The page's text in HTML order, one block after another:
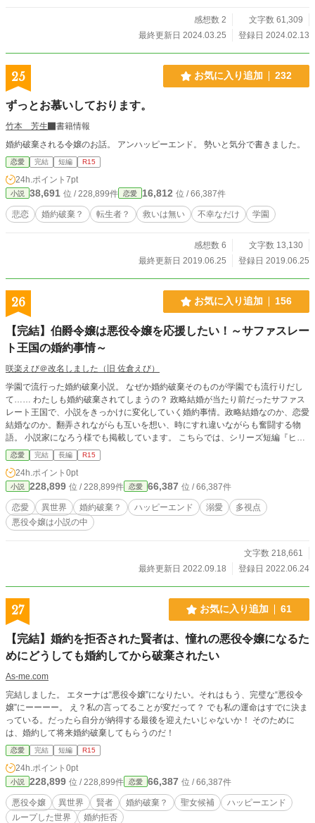
感想数 2
文字数 61,309
最終更新日 2024.03.25
登録日 2024.02.13
25 お気に入り追加 232
ずっとお慕いしております。
竹本 芳生
書籍情報
婚約破棄される令嬢のお話。 アンハッピーエンド。 勢いと気分で書きました。
恋愛 完結 短編 R15
24h.ポイント 7pt
小説 38,691 位 / 228,899件 恋愛 16,812 位 / 66,387件
悲恋 婚約破棄？ 転生者？ 救いは無い 不幸なだけ 学園
感想数 6
文字数 13,130
最終更新日 2019.06.25
登録日 2019.06.25
26 お気に入り追加 156
【完結】伯爵令嬢は悪役令嬢を応援したい！～サファスレー
ト王国の婚約事情～
咲楽えび＠改名しました（旧 佐倉えび）
学園で流行った婚約破棄小説。 なぜか婚約破棄そのものが学園でも流行りだし
て…… わたしも婚約破棄されてしまうの？ 政略結婚が当たり前だったサファス
レート王国で、小説をきっかけに変化していく婚約事情。政略結婚なのか、恋愛
結婚なのか。翻弄されながらも互いを想い、時にすれ違いながらも奮闘する物
語。 小説家になろう様でも掲載しています。 こちらでは、シリーズ短編『ヒロ
インの髪がピンクだなんて知らなかった』を番外編として掲載します。 本編→
番外編→本編と、前後しますが、話の流れをわかりやすくするためです。ご了承
ください。 本編完結しました。SSは糖度高めです。 ※R15は保険です。
恋愛 完結 長編 R15
24h.ポイント 0pt
小説 228,899 位 / 228,899件 恋愛 66,387 位 / 66,387件
恋愛 異世界 婚約破棄？ ハッピーエンド 溺愛
多視点
悪役令嬢は小説の中
文字数 218,661
最終更新日 2022.09.18
登録日 2022.06.24
27 お気に入り追加 61
【完結】婚約を拒否された賢者は、憧れの悪役令嬢になるた
めにどうしても婚約してから破棄されたい
As-me.com
完結しました。 エターナは“悪役令嬢”になりたい。それはもう、完璧な“悪役令
嬢”にーーーー。 え？私の言ってることが変だって？ でも私の運命はすでに決ま
っている。だったら自分が納得する最後を迎えたいじゃないか！ そのために
は、婚約して将来婚約破棄してもらうのだ！
恋愛 完結 短編 R15
24h.ポイント 0pt
小説 228,899 位 / 228,899件 恋愛 66,387 位 / 66,387件
悪役令嬢 異世界 賢者 婚約破棄？ 聖女候補
ハッピーエンド
ループした世界
婚約拒否